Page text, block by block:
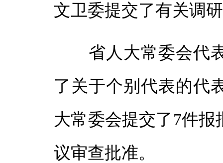
文卫委提交了有关调
省人大常委会代表
了关于个别代表的代
大常委会提交了7件
议审查批准。